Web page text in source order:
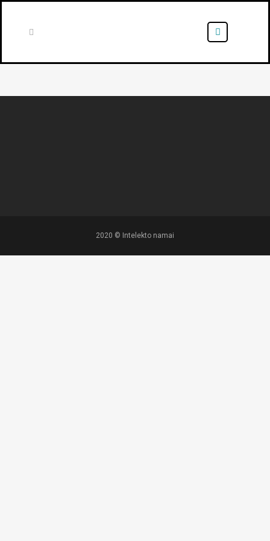
2020 © Intelekto namai